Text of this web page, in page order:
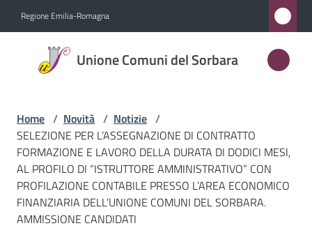
Regione Emilia-Romagna
Unione Comuni del Sorbara
Unione
Comuni
Sorbara
Amministrazione
Novità
Menu selezionato
Home / Novità / Notizie /
SELEZIONE PER L’ASSEGNAZIONE DI CONTRATTO
FORMAZIONE E LAVORO DELLA DURATA DI DODICI MESI,
AL PROFILO DI “ISTRUTTORE AMMINISTRATIVO” CON
PROFILAZIONE CONTABILE PRESSO L’AREA ECONOMICO
FINANZIARIA DELL’UNIONE COMUNI DEL SORBARA.
AMMISSIONE CANDIDATI